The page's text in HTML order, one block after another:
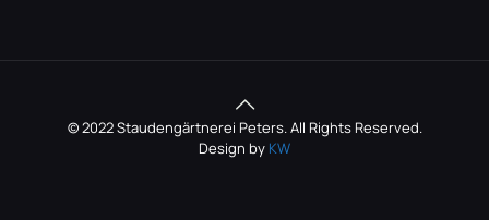
© 2022 Staudengärtnerei Peters. All Rights Reserved.
Design by KW